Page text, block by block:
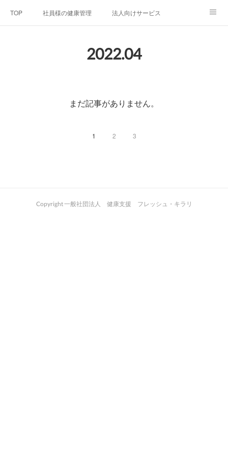
TOP 社員様の健康管理 法人向けサービス
プライバシーポリシー
2022.04
まだ記事がありません。
1 2 3
Copyright 一般社団法人 健康支援 フレッシュ・キラリ